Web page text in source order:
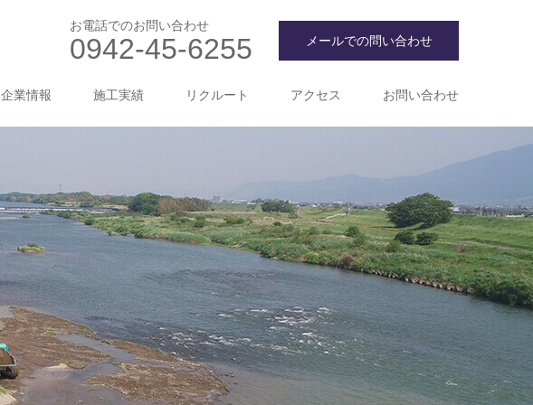
お電話でのお問い合わせ
0942-45-6255 メールでの問い合わせ
企業情報 施工実績 リクルート アクセス お問い合わせ